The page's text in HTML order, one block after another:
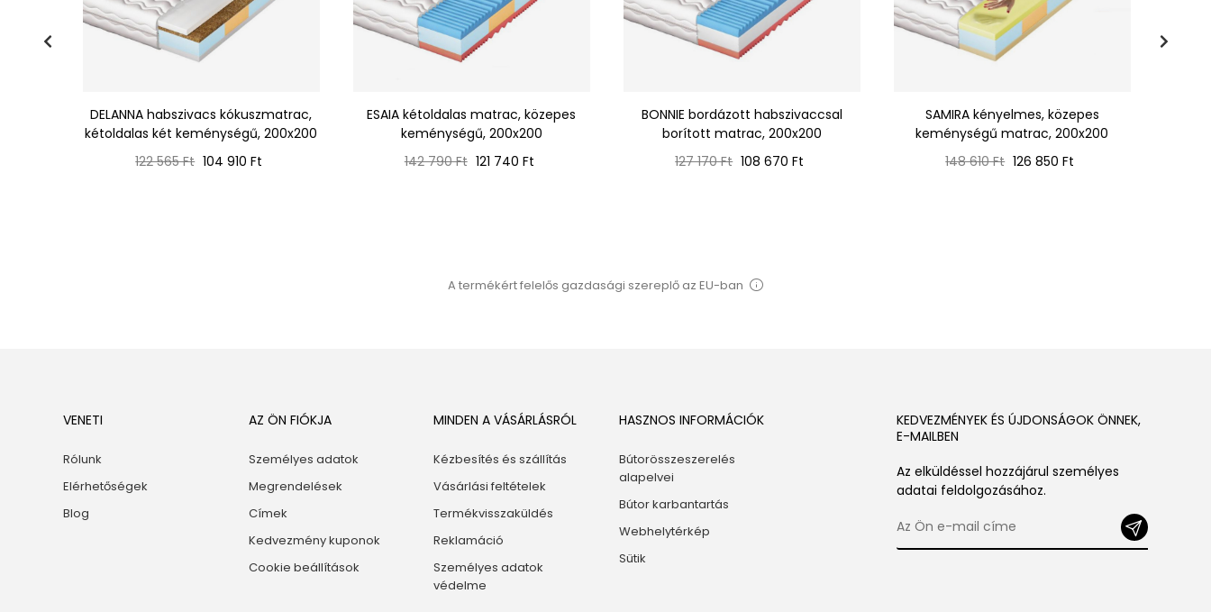
DELANNA habszivacs kókuszmatrac,
kétoldalas két keménységű, 200x200
Normál
122 565 Ft Ár
104 910 Ft
ESAIA kétoldalas matrac, közepes
keménységű, 200x200
Normál
142 790 Ft Ár
121 740 Ft
BONNIE bordázott habszivaccsal
borított matrac, 200x200
Normál
127 170 Ft Ár
108 670 Ft
SAMIRA kényelmes, közepes
keménységű matrac, 200x200
Normál
148 610 Ft Ár
126 850 Ft
A termékért felelős gazdasági szereplő az EU-ban
VENETI
Rólunk
Elérhetőségek
Blog
AZ ÖN FIÓKJA
Személyes adatok
Megrendelések
Címek
Kedvezmény kuponok
Cookie beállítások
MINDEN A VÁSÁRLÁSRÓL
Kézbesítés és szállítás
Vásárlási feltételek
Termékvisszaküldés
Reklamáció
Személyes adatok
védelme
HASZNOS INFORMÁCIÓK
Bútorösszeszerelés
alapelvei
Bútor karbantartás
Webhelytérkép
Sütik
KEDVEZMÉNYEK ÉS ÚJDONSÁGOK ÖNNEK,
E-MAILBEN
Az elküldéssel hozzájárul személyes
adatai feldolgozásához.